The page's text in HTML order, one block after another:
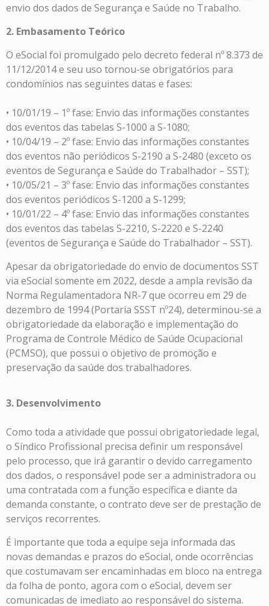
envio dos dados de Segurança e Saúde no Trabalho.
2. Embasamento Teórico
O eSocial foi promulgado pelo decreto federal nº 8.373 de
11/12/2014 e seu uso tornou-se obrigatórios para
condomínios nas seguintes datas e fases:
• 10/01/19 – 1º fase: Envio das informações constantes
dos eventos das tabelas S-1000 a S-1080;
• 10/04/19 – 2º fase: Envio das informações constantes
dos eventos não periódicos S-2190 a S-2480 (exceto os
eventos de Segurança e Saúde do Trabalhador – SST);
• 10/05/21 – 3º fase: Envio das informações constantes
dos eventos periódicos S-1200 a S-1299;
• 10/01/22 – 4º fase: Envio das informações constantes
dos eventos das tabelas S-2210, S-2220 e S-2240
(eventos de Segurança e Saúde do Trabalhador – SST).
Apesar da obrigatoriedade do envio de documentos SST
via eSocial somente em 2022, desde a ampla revisão da
Norma Regulamentadora NR-7 que ocorreu em 29 de
dezembro de 1994 (Portaria SSST nº24), determinou-se a
obrigatoriedade da elaboração e implementação do
Programa de Controle Médico de Saúde Ocupacional
(PCMSO), que possui o objetivo de promoção e
preservação da saúde dos trabalhadores.
3. Desenvolvimento
Como toda a atividade que possui obrigatoriedade legal,
o Síndico Profissional precisa definir um responsável
pelo processo, que irá garantir o devido carregamento
dos dados, o responsável pode ser a administradora ou
uma contratada com a função específica e diante da
demanda constante, o contrato deve ser de prestação de
serviços recorrentes.
É importante que toda a equipe seja informada das
novas demandas e prazos do eSocial, onde ocorrências
que costumavam ser encaminhadas em bloco na entrega
da folha de ponto, agora com o eSocial, devem ser
comunicadas de imediato ao responsável do sistema.